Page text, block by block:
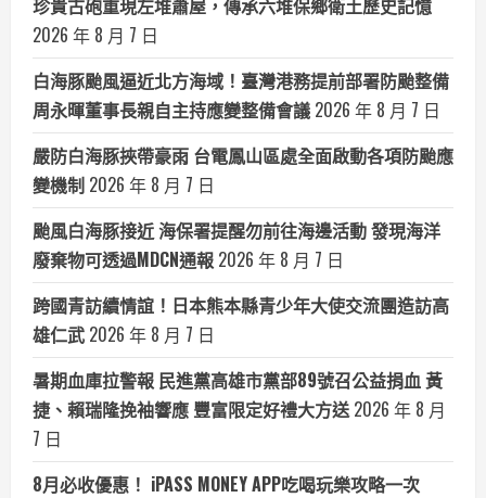
珍貴古砲重現左堆蕭屋，傳承六堆保鄉衛土歷史記憶
2026 年 8 月 7 日
白海豚颱風逼近北方海域！臺灣港務提前部署防颱整備
周永暉董事長親自主持應變整備會議 2026 年 8 月 7 日
嚴防白海豚挾帶豪雨 台電鳳山區處全面啟動各項防颱應
變機制 2026 年 8 月 7 日
颱風白海豚接近 海保署提醒勿前往海邊活動 發現海洋
廢棄物可透過MDCN通報 2026 年 8 月 7 日
跨國青訪續情誼！日本熊本縣青少年大使交流團造訪高
雄仁武 2026 年 8 月 7 日
暑期血庫拉警報 民進黨高雄市黨部89號召公益捐血 黃
捷、賴瑞隆挽袖響應 豐富限定好禮大方送 2026 年 8 月
7 日
8月必收優惠！ iPASS MONEY APP吃喝玩樂攻略一次